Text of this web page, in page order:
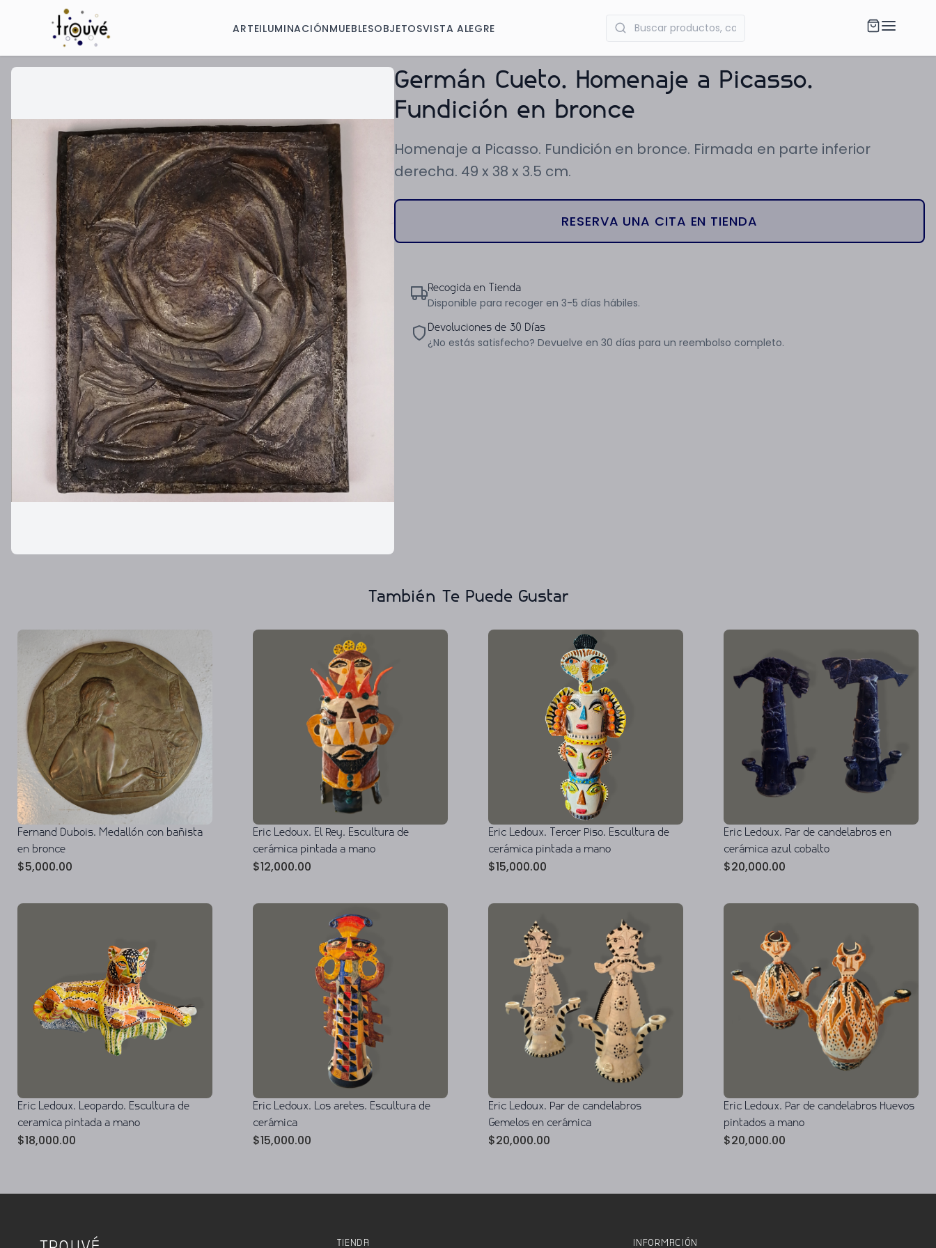
ARTEILUMINACIÓNMUEBLESOBJETOSVISTA ALEGRE
Germán Cueto. Homenaje a Picasso.
Fundición en bronce
Homenaje a Picasso. Fundición en bronce. Firmada en parte inferior
derecha. 49 x 38 x 3.5 cm.
RESERVA UNA CITA EN TIENDA
Recogida en Tienda
Disponible para recoger en 3-5 días hábiles.
Devoluciones de 30 Días
¿No estás satisfecho? Devuelve en 30 días para un reembolso completo.
También Te Puede Gustar
Fernand Dubois. Medallón con bañista
en bronce
$5,000.00
Eric Ledoux. El Rey. Escultura de
cerámica pintada a mano
$12,000.00
Eric Ledoux. Tercer Piso. Escultura de
cerámica pintada a mano
$15,000.00
Eric Ledoux. Par de candelabros en
cerámica azul cobalto
$20,000.00
Eric Ledoux. Leopardo. Escultura de
ceramica pintada a mano
$18,000.00
Eric Ledoux. Los aretes. Escultura de
cerámica
$15,000.00
Eric Ledoux. Par de candelabros
Gemelos en cerámica
$20,000.00
Eric Ledoux. Par de candelabros Huevos
pintados a mano
$20,000.00
TIENDA INFORMACIÓN